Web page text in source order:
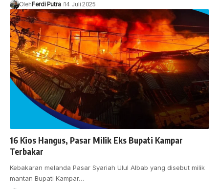
OlehFerdi Putra 14 Juli 2025
16 Kios Hangus, Pasar Milik Eks Bupati Kampar
Terbakar
Kebakaran melanda Pasar Syariah Ulul Albab yang disebut milik
mantan Bupati Kampar…